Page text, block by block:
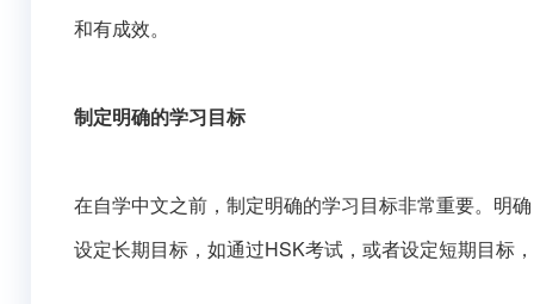
和有成效。
制定明确的学习目标
在自学中文之前，制定明确的学习目标非常重要。明
设定长期目标，如通过HSK考试，或者设定短期目标